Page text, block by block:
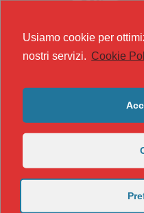
Usiamo cookie per
nostri servizi. Cookie